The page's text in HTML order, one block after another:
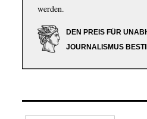
werden.
DEN PREIS FÜR
JOURNALISMUS